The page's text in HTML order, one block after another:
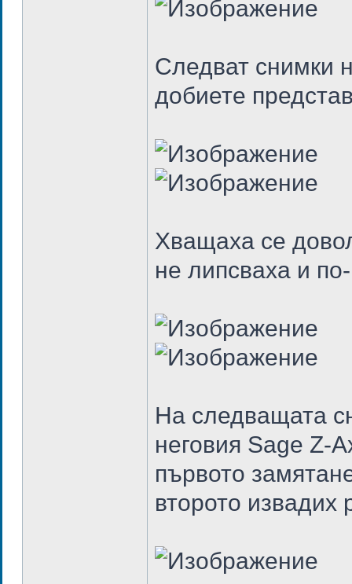
Следват снимки
добиете
Хващаха се
не липсваха и
На следващата
неговия Sage Z-
първото
второто извадих